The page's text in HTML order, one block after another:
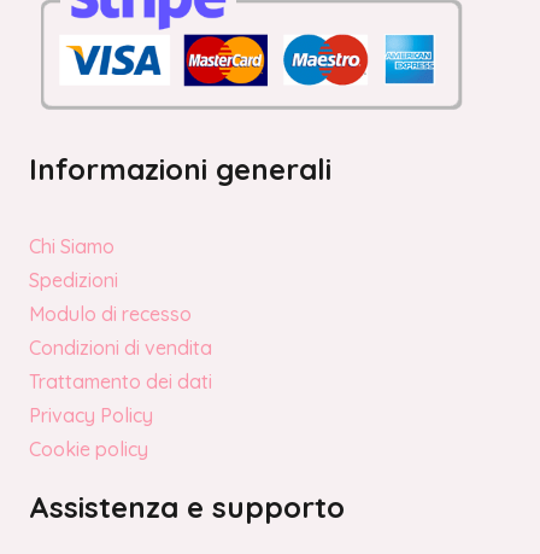
Informazioni generali
Chi Siamo
Spedizioni
Modulo di recesso
Condizioni di vendita
Trattamento dei dati
Privacy Policy
Cookie policy
Assistenza e supporto